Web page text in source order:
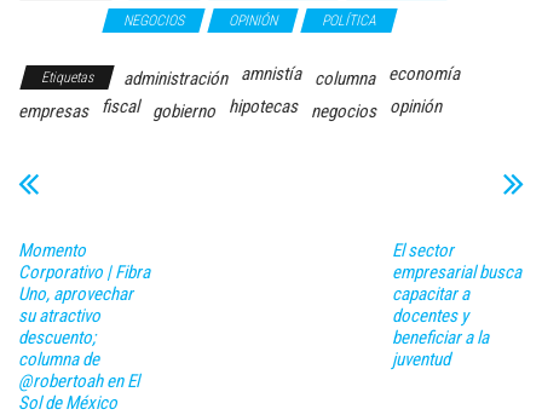
NEGOCIOS OPINIÓN POLÍTICA
Etiquetas administración amnistía columna
economía
empresas
fiscal gobierno hipotecas negocios opinión
Momento
Corporativo | Fibra
Uno, aprovechar
su atractivo
descuento;
columna de
@robertoah en El
Sol de México
El sector
empresarial busca
capacitar a
docentes y
beneficiar a la
juventud